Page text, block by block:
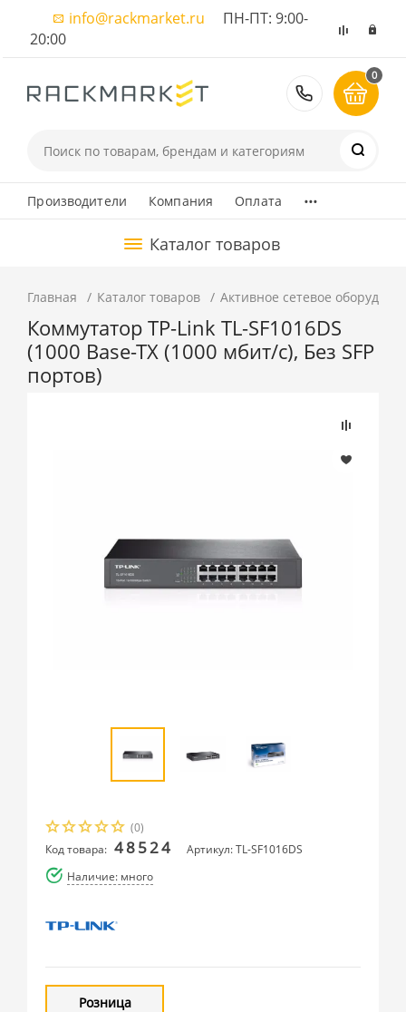
info@rackmarket.ru ПН-ПТ: 9:00-
20:00
8 (495)
0
Производители Компания Оплата ...
Каталог товаров
Главная Каталог товаров Активное сетевое
Коммутатор TP-Link TL-SF1016DS
(1000 Base-TX (1000 мбит/с), Без SFP
портов)
(0)
Код товара: 48524
Артикул: TL-SF1016DS
Наличие: много
Розница